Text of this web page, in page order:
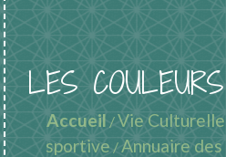
LES
Accueil/Vie
sportive /Annuaire